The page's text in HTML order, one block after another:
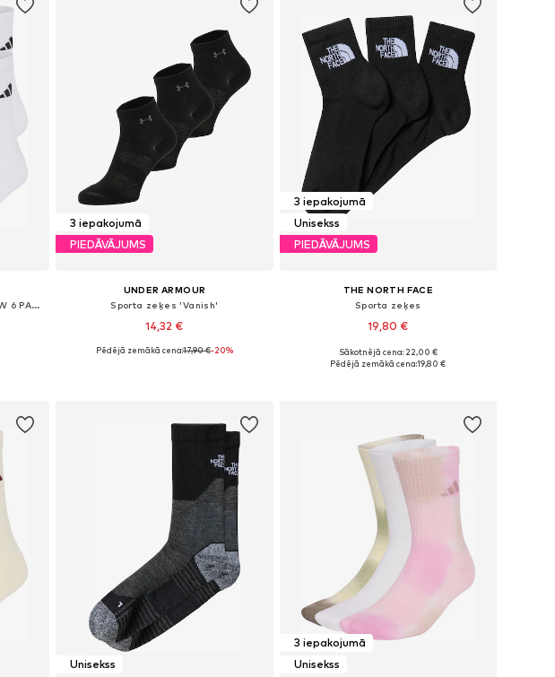
Sporta zeķes 'CUSHIONED CREW 6 PAIR PACK'
3 iepakojumā
PIEDĀVĀJUMS
UNDER ARMOUR
Sporta zeķes 'Vanish'
14,32 €
Pieejamie izmēri: 35-37,5, 38-40,5, 41-43
Pēdējā zemākā cena:17,90 €-20%
3 iepakojumā
Unisekss
PIEDĀVĀJUMS
THE NORTH FACE
Sporta zeķes
19,80 €
Sākotnējā cena: 22,00 €
Pēdējā zemākā cena:19,80 €
Unisekss
3 iepakojumā
Unisekss